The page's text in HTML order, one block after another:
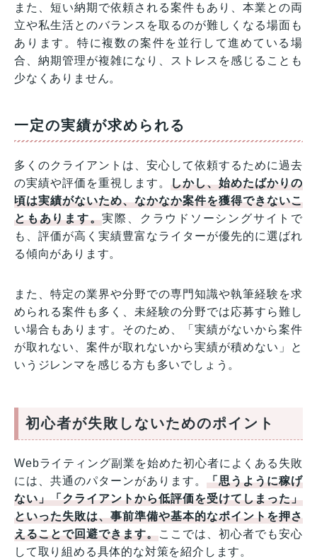
また、短い納期で依頼される案件もあり、本業との両
立や私生活とのバランスを取るのが難しくなる場面も
あります。特に複数の案件を並行して進めている場
合、納期管理が複雑になり、ストレスを感じることも
少なくありません。
一定の実績が求められる
多くのクライアントは、安心して依頼するために過去
の実績や評価を重視します。しかし、始めたばかりの
頃は実績がないため、なかなか案件を獲得できないこ
ともあります。実際、クラウドソーシングサイトで
も、評価が高く実績豊富なライターが優先的に選ばれ
る傾向があります。
また、特定の業界や分野での専門知識や執筆経験を求
められる案件も多く、未経験の分野では応募すら難し
い場合もあります。そのため、「実績がないから案件
が取れない、案件が取れないから実績が積めない」と
いうジレンマを感じる方も多いでしょう。
初心者が失敗しないためのポイント
Webライティング副業を始めた初心者によくある失敗
には、共通のパターンがあります。「思うように稼げ
ない」「クライアントから低評価を受けてしまった」
といった失敗は、事前準備や基本的なポイントを押さ
えることで回避できます。ここでは、初心者でも安心
して取り組める具体的な対策を紹介します。